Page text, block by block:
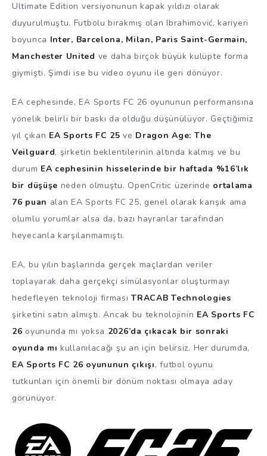
Ultimate Edition versiyonunun kapak yıldızı olarak
duyurulmuştu. Futbolu bırakmış olan Ibrahimović, kariyeri
boyunca Inter, Barcelona, Milan, Paris Saint-Germain,
Manchester United ve daha birçok büyük kulüpte forma
giymişti. Şimdi ise bu video oyunu ile geri dönüyor.
EA cephesinde, EA Sports FC 26 oyununun performansına
yönelik belirli bir baskı da olduğu düşünülüyor. Geçtiğimiz
yıl çıkan EA Sports FC 25 ve Dragon Age: The
Veilguard, şirketin beklentilerinin altında kalmış ve bu
durum EA cephesinin hisselerinde bir haftada %16’lık
bir düşüşe neden olmuştu. OpenCritic üzerinde ortalama
76 puan alan EA Sports FC 25, genel olarak karışık ama
olumlu yorumlar alsa da, bazı hayranlar tarafından
heyecanla karşılanmamıştı.
EA, bu yılın başlarında gerçek maçlardan veriler
toplayarak daha gerçekçi simülasyonlar oluşturmayı
hedefleyen teknoloji firmasıTRACAB Technologies
şirketini satın almıştı. Ancak bu teknolojinin EA Sports FC
26 oyununda mı yoksa 2026’da çıkacak bir sonraki
oyunda mı kullanılacağı şu an için belirsiz. Her durumda,
EA Sports FC 26 oyununun çıkışı, futbol oyunu
tutkunları için önemli bir dönüm noktası olmaya aday
görünüyor.